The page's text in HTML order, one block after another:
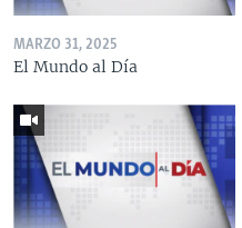
MARZO 31, 2025
El Mundo al Día